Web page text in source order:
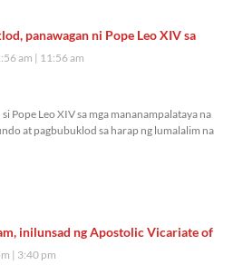
panawagan ni Pope Leo XIV sa
am 11:56 am
Pope Leo XIV sa mga mananampalataya na
at pagbubuklod sa harap ng lumalalim na
inilunsad ng Apostolic Vicariate of
3:40 pm